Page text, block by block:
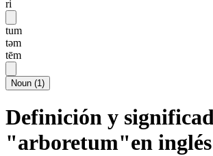
ri
tum
təm
tēm
Noun (1)
Definición y
"arboretum"en inglés